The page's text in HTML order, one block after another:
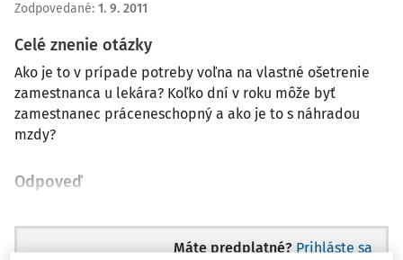
Zodpovedané: 1. 9. 2011
Celé znenie otázky
Ako je to v prípade potreby voľna na vlastné ošetrenie
zamestnanca u lekára? Koľko dní v roku môže byť
zamestnanec práceneschopný a ako je to s náhradou
mzdy?
Odpoveď
Máte predplatné? Prihláste sa